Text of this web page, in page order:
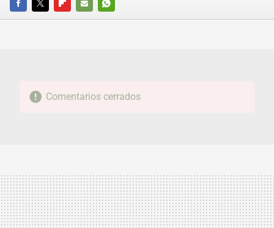
FACEBOOKTWITTERFLIPBOARD
E-
WHATSAPP
Comentarios cerrados